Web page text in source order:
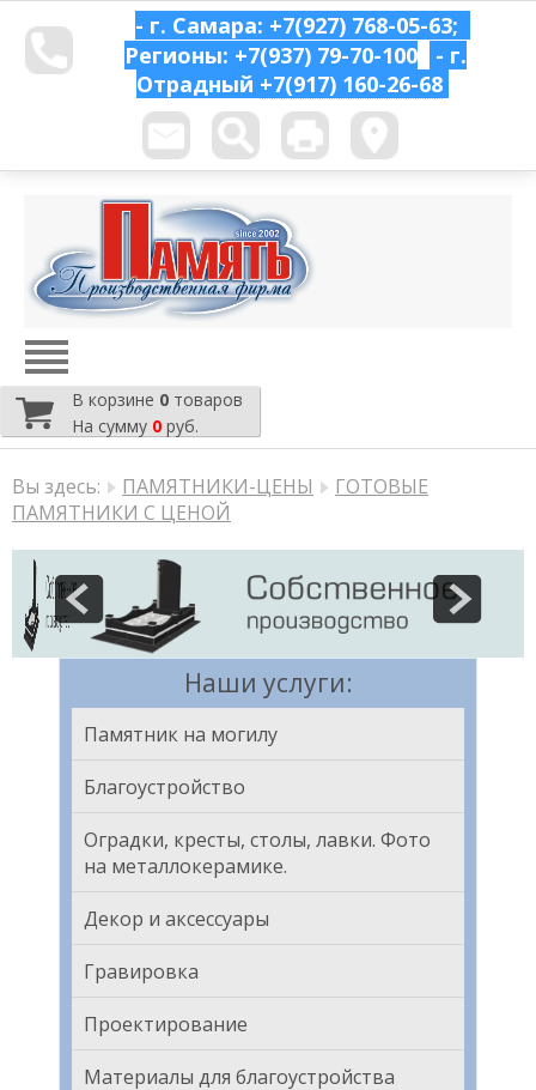
- г. Самара: +7(927) 768-05-63;
Регионы: +7(937) 79-70-100
- г.
Отрадный +7(917) 160-26-68
В корзине 0 товаров
На сумму 0 руб.
Вы здесь: ПАМЯТНИКИ-ЦЕНЫ
ГОТОВЫЕ
ПАМЯТНИКИ С ЦЕНОЙ
Наши услуги:
Памятник на могилу
Благоустройство
Оградки, кресты, столы, лавки. Фото
на металлокерамике.
Декор и аксессуары
Гравировка
Проектирование
Материалы для благоустройства